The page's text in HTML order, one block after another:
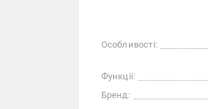
Особливості:
Функції:
Бренд: